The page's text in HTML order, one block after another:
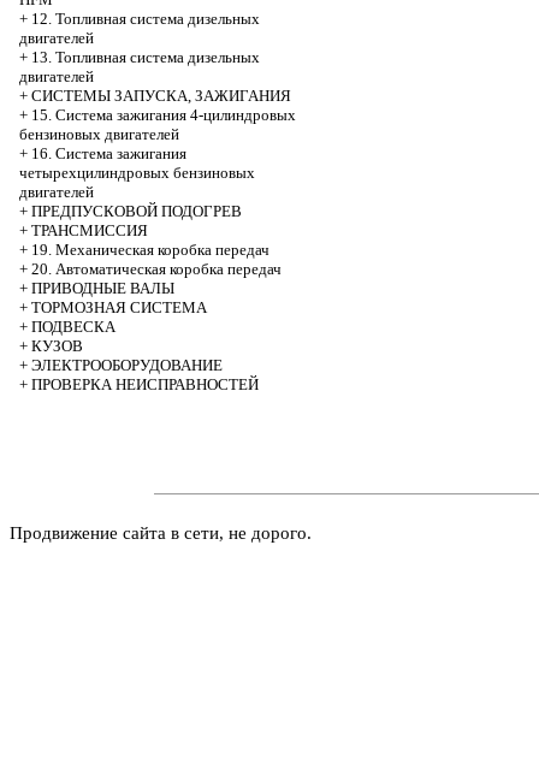
+ 12. Топливная система дизельных
двигателей
+ 13. Топливная система дизельных
двигателей
+ СИСТЕМЫ ЗАПУСКА, ЗАЖИГАНИЯ
+ 15. Система зажигания 4-цилиндровых
бензиновых двигателей
+ 16. Система зажигания
четырехцилиндровых бензиновых
двигателей
+ ПРЕДПУСКОВОЙ ПОДОГРЕВ
+ ТРАНСМИССИЯ
+ 19. Механическая коробка передач
+ 20. Автоматическая коробка передач
+ ПРИВОДНЫЕ ВАЛЫ
+ ТОРМОЗНАЯ СИСТЕМА
+ ПОДВЕСКА
+ КУЗОВ
+ ЭЛЕКТРООБОРУДОВАНИЕ
+ ПРОВЕРКА НЕИСПРАВНОСТЕЙ
Продвижение сайта в сети, не дорого.